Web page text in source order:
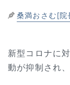
桑満おさむ[院
新型コロナに
動が抑制され